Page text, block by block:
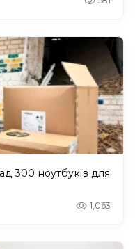
300 ноутбуків для
1,063